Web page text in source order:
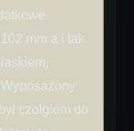
mm a i tak
czołgiem do